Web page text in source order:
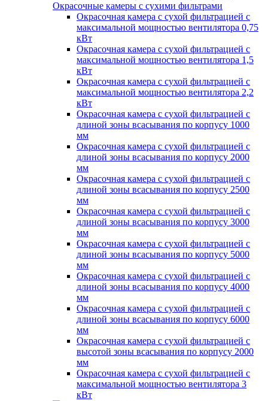
Окрасочные камеры с сухими фильтрами
Окрасочная камера с сухой фильтрацией с
максимальной мощностью вентилятора 0,75
кВт
Окрасочная камера с сухой фильтрацией с
максимальной мощностью вентилятора 1,5
кВт
Окрасочная камера с сухой фильтрацией с
максимальной мощностью вентилятора 2,2
кВт
Окрасочная камера с сухой фильтрацией с
длиной зоны всасывания по корпусу 1000
мм
Окрасочная камера с сухой фильтрацией с
длиной зоны всасывания по корпусу 2000
мм
Окрасочная камера с сухой фильтрацией с
длиной зоны всасывания по корпусу 2500
мм
Окрасочная камера с сухой фильтрацией с
длиной зоны всасывания по корпусу 3000
мм
Окрасочная камера с сухой фильтрацией с
длиной зоны всасывания по корпусу 5000
мм
Окрасочная камера с сухой фильтрацией с
длиной зоны всасывания по корпусу 4000
мм
Окрасочная камера с сухой фильтрацией с
длиной зоны всасывания по корпусу 6000
мм
Окрасочная камера с сухой фильтрацией с
высотой зоны всасывания по корпусу 2000
мм
Окрасочная камера с сухой фильтрацией с
максимальной мощностью вентилятора 3
кВт